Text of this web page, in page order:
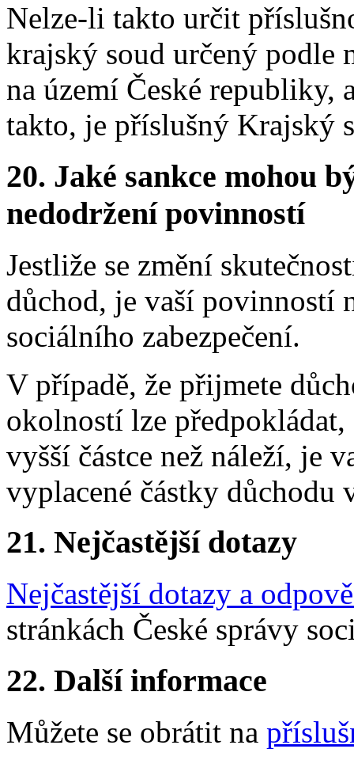
Nelze-li takto určit
krajský soud určený podle
na území České republiky,
takto, je příslušný Krajský
20. Jaké sankce mohou
nedodržení povinností
Jestliže se změní
důchod, je vaší povinností
sociálního zabezpečení.
V případě, že přijmete
okolností lze předpokládat,
vyšší částce než náleží, je
vyplacené částky důchodu
21. Nejčastější dotazy
Nejčastější dotazy a
stránkách České správy
22. Další informace
Můžete se obrátit na